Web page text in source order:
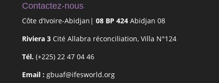
Contactez-nous
Côte d’Ivoire-Abidjan| 08 BP 424Abidjan 08
Riviera 3Cité Allabra réconciliation, Villa N°124
Tél. (+225) 22 47 04 46
Email : gbuaf@ifesworld.org